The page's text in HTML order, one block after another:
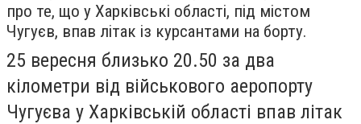
про те, що у Харківські області, під містом
Чугуєв, впав літак із курсантами на борту.
25 вересня близько 20.50 за два
кілометри від військового аеропорту
Чугуєва у Харківській області впав літак